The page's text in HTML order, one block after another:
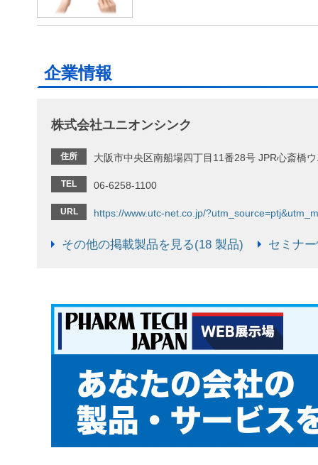
企業情報
株式会社ユニオンシンク
住所 大阪市中央区南船場四丁目11番28号 JPR心斎橋
TEL 06-6258-1100
URL https://www.utc-net.co.jp/
その他の掲載製品を見る(18 製品) セミナ